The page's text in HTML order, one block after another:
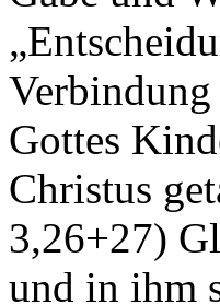
Gottes
Christus
3,26+27)
und in ihm